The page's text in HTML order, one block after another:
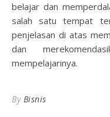
belajar dan
salah satu tempat
penjelasan di atas
dan
mempelajarinya.
By Bisnis